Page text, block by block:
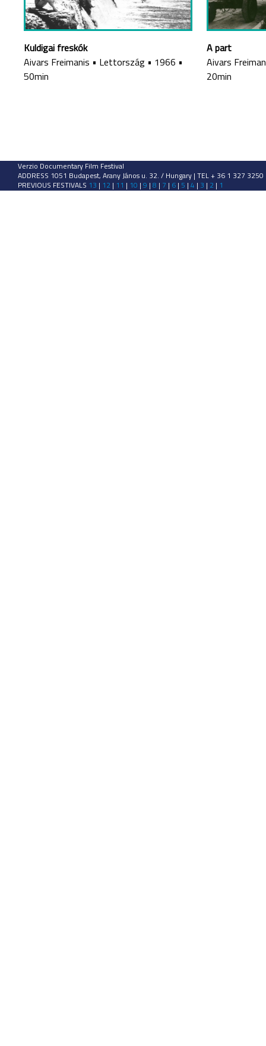
Kuldigai freskók
Aivars Freimanis • Lettország • 1966 •
50min
A part
Aivars
20min
Verzio Documentary Film Festival
ADDRESS 1051 Budapest, Arany János u. 32. / Hungary | TEL + 36 1 327
PREVIOUS FESTIVALS 13 | 12 | 11 | 10 | 9 | 8 | 7 | 6 | 5 | 4 | 3 | 2 | 1